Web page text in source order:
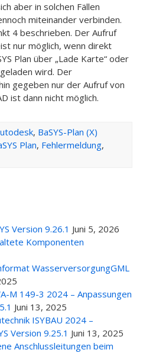
aber in solchen Fällen
miteinander verbinden.
4 beschrieben. Der Aufruf
nur möglich, wenn direkt
Plan über „Lade Karte“ oder
wird. Der
gegeben nur der Aufruf von
ist dann nicht möglich.
, BaSYS-Plan (X)
Plan, Fehlermeldung,
Version 9.26.1 Juni 5, 2026
Komponenten
WasserversorgungGML
M 149-3 2024 – Anpassungen
Juni 13, 2025
ISYBAU 2024 –
Version 9.25.1 Juni 13, 2025
Anschlussleitungen beim